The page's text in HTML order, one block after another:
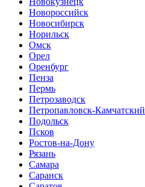
Новороссийск
Новосибирск
Норильск
Омск
Орел
Оренбург
Пенза
Пермь
Петрозаводск
Петропавловск-Камчатский
Подольск
Псков
Ростов-на-Дону
Рязань
Самара
Саранск